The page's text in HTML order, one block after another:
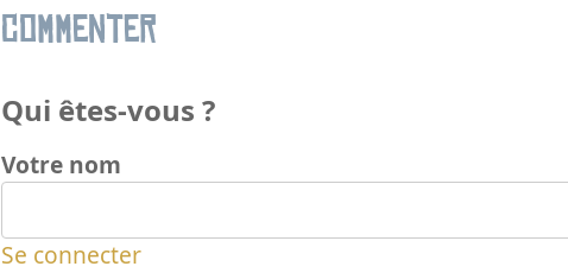
Commenter
Qui êtes-vous ?
Votre nom
Se connecter